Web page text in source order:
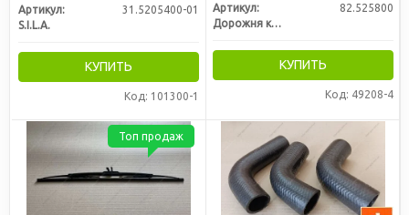
Артикул:
31.5205400-01
S.I.L.A.
КУПИТЬ
Код: 101300-1
Артикул:
82.525800
Дорожня карта
КУПИТЬ
Код: 49208-4
Топ продаж